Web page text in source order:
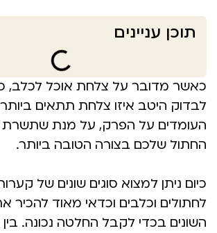
תוכן עניינים
כאשר מדובר על צלחת אוכל לכלב,
לבדוק היטב איזו צלחת תתאים
העומדים על הפרק, על מנת
החתול שלכם בצורה הטובה ביותר.
כיום ניתן למצוא סוגים שונים של
לחתולים וכלבים וכדאי מאוד להכיר
השונים בכדי לקבל החלטה נכונה. בין